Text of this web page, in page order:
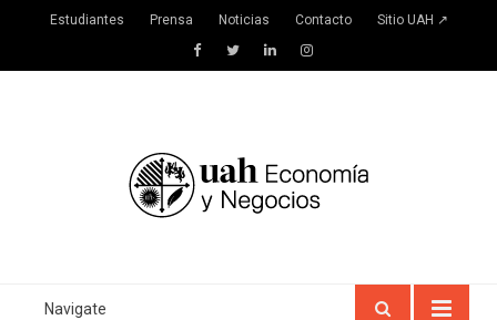
Estudiantes Prensa Noticias Contacto Sitio UAH ↗
FacebookTwitterLinkedInInstagram
Navigate